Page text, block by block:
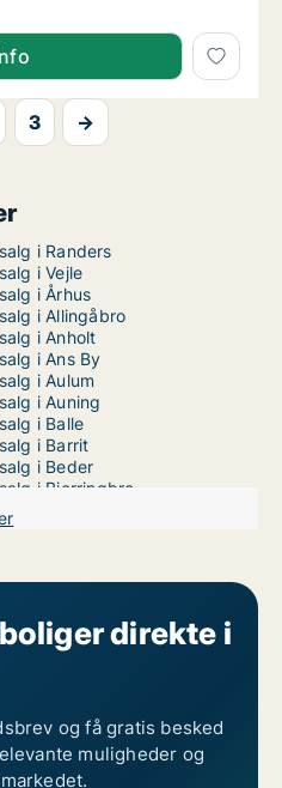
3 →
i Randers
i Vejle
i Århus
i Allingåbro
i Anholt
i Ans By
i Aulum
i Auning
i Balle
i Barrit
i Beder
i Bjerringbro
i Bording
i Brabrand
i Brædstrup
i Bækmarksbro
i Bøvlingbjerg
i Daugård
i Ebeltoft
i Ejstrupholm
i Endelave
i Engesvang
direkte i
og få gratis besked
muligheder og